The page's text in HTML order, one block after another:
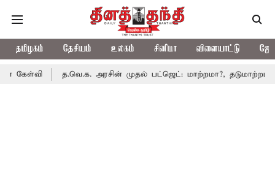
தமிழகம் தேசியம் உலகம் சினிமா விளையாட்டு
த.வெ.க. அரசின் முதல் பட்ஜெட்: மாற்றமா?, தடுமாற்றமா?